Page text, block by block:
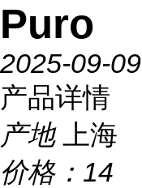
Puro
2025-09-09
产品详情
产地
上海
价格： 14